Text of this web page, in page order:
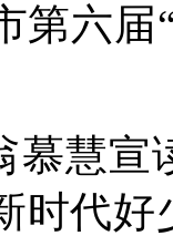
第六
慕慧宣
时代